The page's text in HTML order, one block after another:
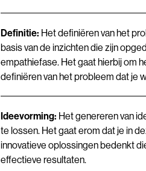
Definitie: Het definiëren van het
basis van de inzichten die zijn
empathiefase. Het gaat hierbij om
definiëren van het probleem dat je
Ideevorming: Het genereren van
te lossen. Het gaat erom dat je in
innovatieve oplossingen bedenkt
effectieve resultaten.